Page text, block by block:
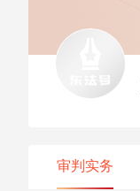
审判实务